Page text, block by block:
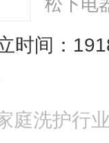
松下电
时间：
庭洗护行